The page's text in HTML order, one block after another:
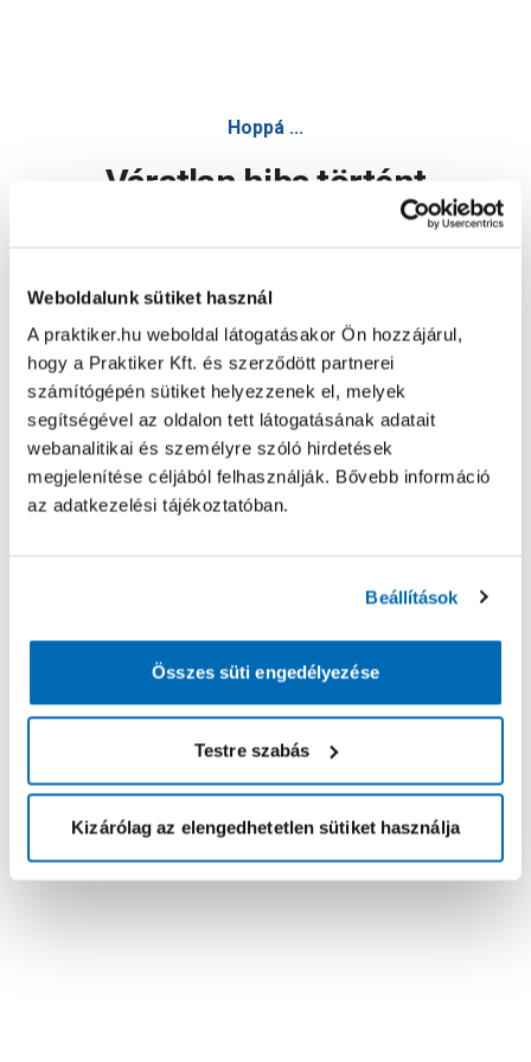
Weboldalunk sütiket használ
A praktiker.hu weboldal látogatásakor Ön hozzájárul,
hogy a Praktiker Kft. és szerződött partnerei
számítógépén sütiket helyezzenek el, melyek
segítségével az oldalon tett látogatásának adatait
webanalitikai és személyre szóló hirdetések
megjelenítése céljából felhasználják. Bővebb információ
az adatkezelési tájékoztatóban.
Beállítások
Összes süti engedélyezése
Testre szabás
Kizárólag az elengedhetetlen sütiket használja
Hoppá ...
Váratlan hiba történt
Oldal újratöltése